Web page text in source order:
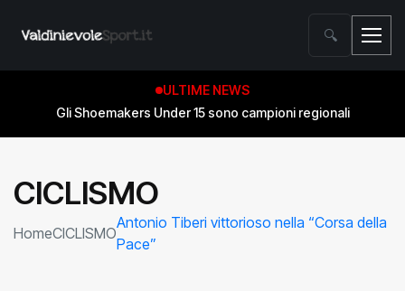
🔍
ULTIME NEWS
Gli Shoemakers Under 15 sono campioni regionali
CICLISMO
HomeCICLISMO
Antonio Tiberi vittorioso nella “Corsa della
Pace”